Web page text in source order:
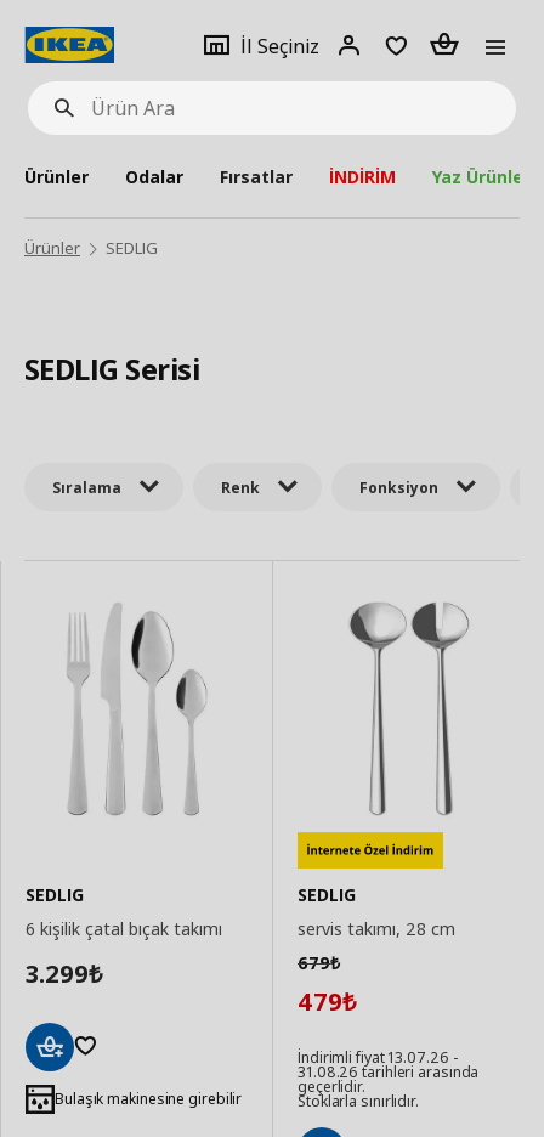
Ürün
Ara
İl Seçiniz
Giriş
Adet
Ürünler Odalar Fırsatlar İNDİRİM Yaz Ürünleri
Ürünler SEDLIG
SEDLIG Serisi
Sıralama Renk Fonksiyon
SEDLIG
6 kişilik çatal bıçak takımı
3.299₺
Ekle Bulaşık makinesine girebilir
SEDLIG
servis takımı, 28 cm
679₺
479₺
İndirimli fiyat 13.07.26 -
31.08.26 tarihleri arasında
geçerlidir.
Stoklarla sınırlıdır.